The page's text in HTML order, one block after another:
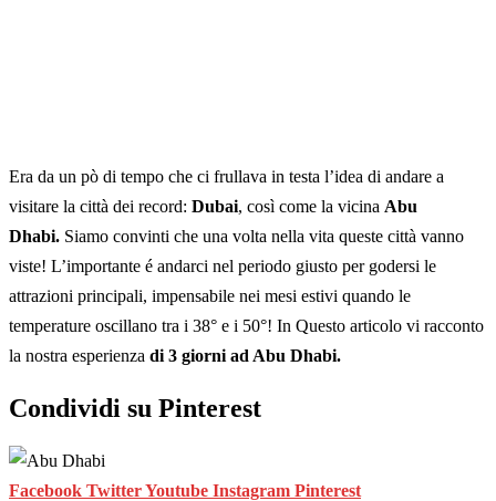
Era da un pò di tempo che ci frullava in testa l’idea di andare a
visitare la città dei record: Dubai, così come la vicina Abu
Dhabi. Siamo convinti che una volta nella vita queste città vanno
viste! L’importante é andarci nel periodo giusto per godersi le
attrazioni principali, impensabile nei mesi estivi quando le
temperature oscillano tra i 38° e i 50°! In Questo articolo vi racconto
la nostra esperienza di 3 giorni ad Abu Dhabi.
Condividi su Pinterest
Facebook TwitterYoutube Instagram Pinterest